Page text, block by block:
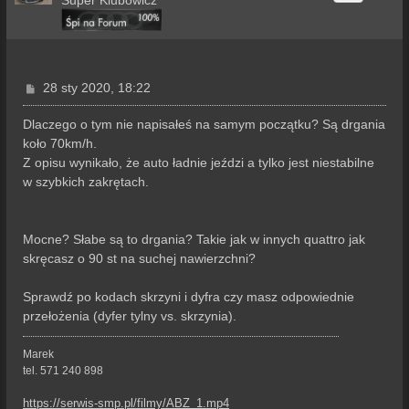
P
o
s
t
28 sty 2020, 18:22
Dlaczego o tym nie napisałeś na samym początku? Są drgania
koło 70km/h.
Z opisu wynikało, że auto ładnie jeździ a tylko jest niestabilne
w szybkich zakrętach.
Mocne? Słabe są to drgania? Takie jak w innych quattro jak
skręcasz o 90 st na suchej nawierzchni?
Sprawdź po kodach skrzyni i dyfra czy masz odpowiednie
przełożenia (dyfer tylny vs. skrzynia).
Marek
tel. 571 240 898
https://serwis-smp.pl/filmy/ABZ_1.mp4